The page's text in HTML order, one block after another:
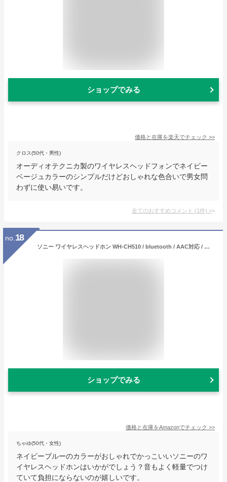
ショップでみる
価格と在庫を楽天でチェック >>
クロス(50代・男性)
オーディオテクニカ製のワイヤレスヘッドフォンでネイビー
ベージュカラーのシンプルだけどおしゃれな色合いで男女問
わずに使い易いです。
全てのおすすめコメント (1件) >
no. 18
ソニー ワイヤレスヘッドホン WH-CH510 / bluetooth / AAC対応 / 最大35時間連続再生 2019年モデル / マイク付き /ブルー WH-CH510 L
ショップでみる
価格と在庫をAmazonでチェック >>
ちゃゆ(50代・女性)
ネイビーブルーのカラーがおしゃれでかっこいいソニーのワ
イヤレスヘッドホンはいかがでしょう？音もよく軽量でつけ
ていて負担にならないのが嬉しいです。